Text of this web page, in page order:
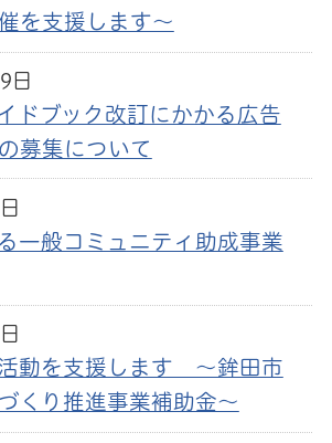
を支援します～
日
ドブック改訂にかかる広告
募集について
一般コミュニティ助成事業
動を支援します 〜鉾田市
くり推進事業補助金〜